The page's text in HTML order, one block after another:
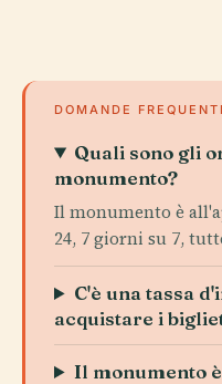
DOMANDE FREQUENTI
Quali sono gli
monumento?
Il monumento è
24, 7 giorni su 7,
C'è una tassa
acquistare i
Il monumento